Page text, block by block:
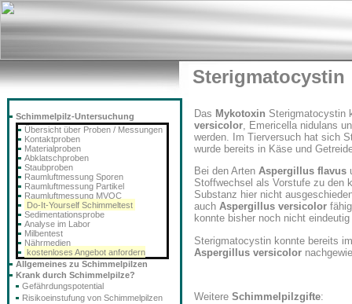
Sterigmatocystin
Das Mykotoxin Sterigmatocystin
versicolor, Emericella nidulans
werden. Im Tierversuch hat sich
wurde bereits in Käse und
Bei den Arten Aspergillus flavus
Stoffwechsel als Vorstufe zu den
Substanz hier nicht
auch Aspergillus versicolor
konnte bisher noch nicht
Sterigmatocystin konnte bereits
Aspergillus versicolor
Weitere Schimmelpilzgifte:
Schimmelpilz-Untersuchung
Übersicht über Proben / Messungen
Kontaktproben
Materialproben
Abklatschproben
Staubproben
Raumluftmessung Sporen
Raumluftmessung Partikel
Raumluftmessung MVOC
Do-It-Yourself Schimmeltest
Sedimentationsprobe
Analyse im Labor
Milbentest
Nährmedien
kostenloses Angebot anfordern
Allgemeines zu Schimmelpilzen
Krank durch Schimmelpilze?
Gefährdungspotential
Risikoeinstufung von Schimmelpilzen